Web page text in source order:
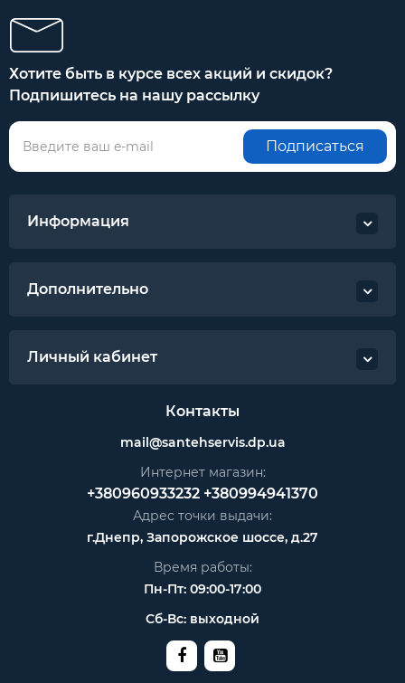
Хотите быть в курсе всех акций и скидок?
Подпишитесь на нашу рассылку
Подписаться
Информация
Дополнительно
Личный кабинет
Контакты
mail@santehservis.dp.ua
Интернет магазин:
+380960933232 +380994941370
Адрес точки выдачи:
г.Днепр, Запорожское шоссе, д.27
Время работы:
Пн-Пт: 09:00-17:00
Сб-Вс: выходной